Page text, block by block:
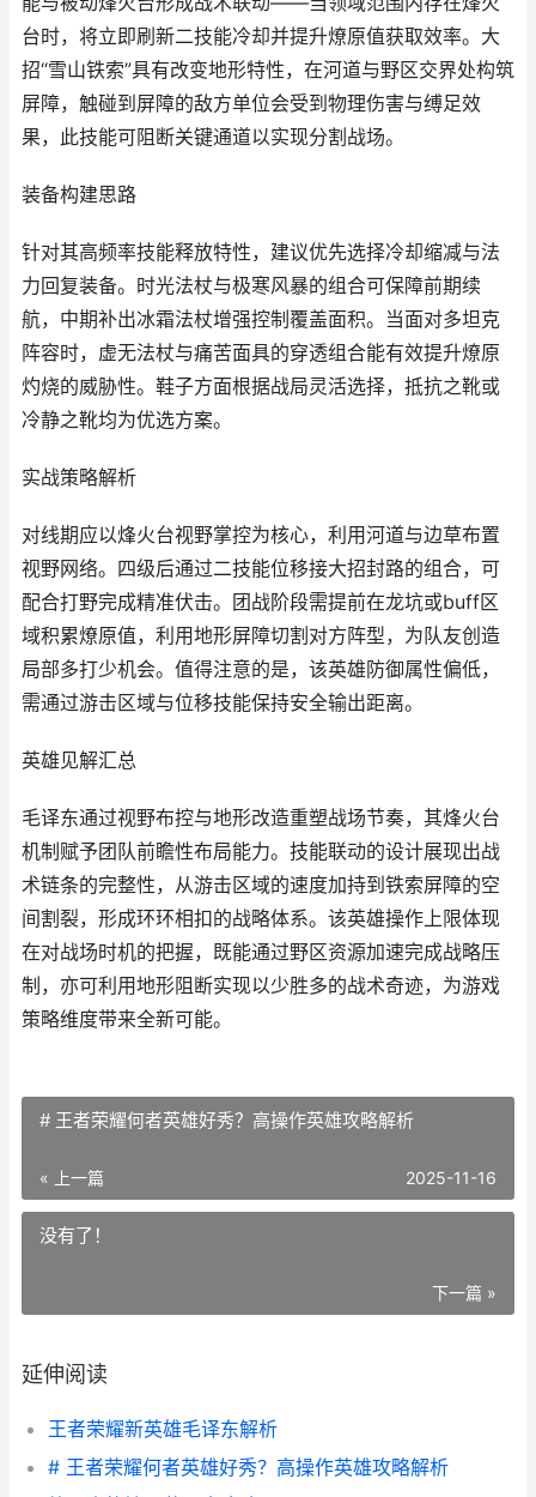
台时，将立即刷新二技能冷却并提升燎原值获取效率。大
招“雪山铁索”具有改变地形特性，在河道与野区交界处构筑
屏障，触碰到屏障的敌方单位会受到物理伤害与缚足效
果，此技能可阻断关键通道以实现分割战场。
装备构建思路
针对其高频率技能释放特性，建议优先选择冷却缩减与法
力回复装备。时光法杖与极寒风暴的组合可保障前期续
航，中期补出冰霜法杖增强控制覆盖面积。当面对多坦克
阵容时，虚无法杖与痛苦面具的穿透组合能有效提升燎原
灼烧的威胁性。鞋子方面根据战局灵活选择，抵抗之靴或
冷静之靴均为优选方案。
实战策略解析
对线期应以烽火台视野掌控为核心，利用河道与边草布置
视野网络。四级后通过二技能位移接大招封路的组合，可
配合打野完成精准伏击。团战阶段需提前在龙坑或buff区
域积累燎原值，利用地形屏障切割对方阵型，为队友创造
局部多打少机会。值得注意的是，该英雄防御属性偏低，
需通过游击区域与位移技能保持安全输出距离。
英雄见解汇总
毛译东通过视野布控与地形改造重塑战场节奏，其烽火台
机制赋予团队前瞻性布局能力。技能联动的设计展现出战
术链条的完整性，从游击区域的速度加持到铁索屏障的空
间割裂，形成环环相扣的战略体系。该英雄操作上限体现
在对战场时机的把握，既能通过野区资源加速完成战略压
制，亦可利用地形阻断实现以少胜多的战术奇迹，为游戏
策略维度带来全新可能。
# 王者荣耀何者英雄好秀？高操作英雄攻略解析
« 上一篇 2025-11-16
没有了！
下一篇 »
延伸阅读
王者荣耀新英雄毛译东解析
# 王者荣耀何者英雄好秀？高操作英雄攻略解析